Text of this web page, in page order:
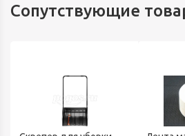
Сопутствующие